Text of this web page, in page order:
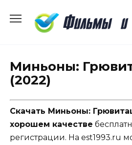
содержанию
Миньоны:
(2022)
Скачать Миньоны:
хорошем качестве
регистрации. На est1993.ru